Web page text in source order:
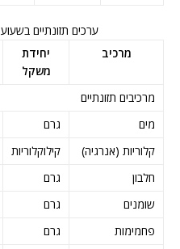
ערכים תזונתיים
מרכיב
יחידת
משקל
מרכיבים תזונתיים
מים
גרם
קלוריות (אנרגיה)
קילוקלוריות
חלבון
גרם
שומנים
גרם
פחמימות
גרם